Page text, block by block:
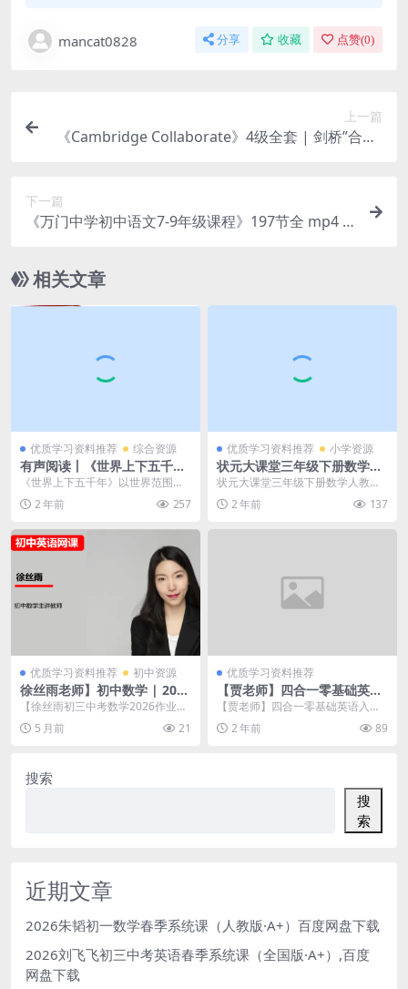
mancat0828 分享 收藏 点赞(0)
上一篇
《Cambridge Collaborate》4级全套 | 剑桥”合作”
下一篇
《万门中学初中语文7-9年级课程》197节全 mp4 |
相关文章
优质学习资料推荐 综合资源
有声阅读丨《世界上下五千
年》mp3音频文件共327个百
度网盘下载，收藏起来慢慢
听！
《世界上下五千年》以世界范围内
的人类历史为主干，通过一个个小
故事，描绘了五千年来...
2 年前 257
优质学习资料推荐 小学资源
状元大课堂三年级下册数学人
教版学生用书,大小 104.39M
总页数 238 页
状元大课堂三年级下册数学人教版
学生用书,大小 104.39M 总页数 23
8 页...2 年前 137
优质学习资料推荐 初中资源
徐丝雨老师】初中数学 | 2026
初三中考A+班秋下课程（作业
【徐丝雨初三中考数学2026作业帮
秋下A+班网课视频】全套高清资源
现可通过百度网...
5 月前 21
优质学习资料推荐
【贾老师】四合一零基础英语
入门
【贾老师】四合一零基础英语入门
目录： 1-79： 001-购买课程之后 .
mp...2 年前 89
搜索
搜
索
近期文章
2026朱韬初一数学春季系统课（人教版·A+）百度网盘下载
2026刘飞飞初三中考英语春季系统课（全国版·A+）,百度
网盘下载